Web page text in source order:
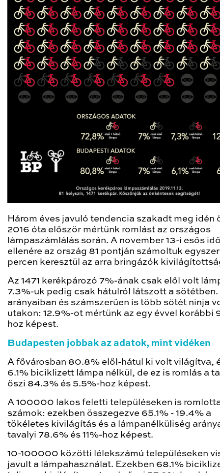
Három éves javuló tendencia szakadt meg idén
2016 óta először mértünk romlást az országos
lámpaszámlálás során. A november 13-i esős
ellenére az ország 81 pontján számoltuk
percen keresztül az arra bringázók
Az 1471 kerékpározó 7%-ának csak elől volt
7.3%-uk pedig csak hátulról látszott a sötétben.
arányaiban és számszerűen is több sötét ninja
utakon: 12.9%-ot mértünk az egy évvel korábbi
hoz képest.
Budapesten jobbak az adatok, mint vidéken
A fővárosban 80.8% elől-hátul ki volt világítva,
6.1% biciklizett lámpa nélkül, de ez is romlás a
őszi 84.3% és 5.5%-hoz képest.
A 100000 lakos feletti településeken is
számok: ezekben összegezve 65.1% - 19.4% a
tökéletes kivilágítás és a lámpanélküliség
tavalyi 78.6% és 11%-hoz képest.
10-100000 közötti lélekszámú településeken
javult a lámpahasználat. Ezekben 68.1%